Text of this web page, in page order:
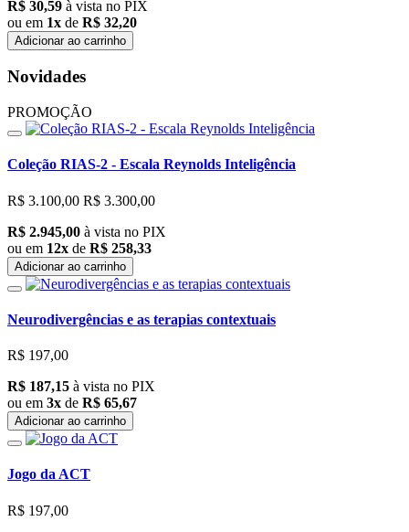
R$ 30,59 à vista no PIX
ou em 1x de R$ 32,20
Adicionar ao carrinho
Novidades
PROMOÇÃO
Coleção RIAS-2 - Escala Reynolds Inteligência
R$ 3.100,00 R$ 3.300,00
R$ 2.945,00 à vista no PIX
ou em 12x de R$ 258,33
Adicionar ao carrinho
Neurodivergências e as terapias contextuais
R$ 197,00
R$ 187,15 à vista no PIX
ou em 3x de R$ 65,67
Adicionar ao carrinho
Jogo da ACT
R$ 197,00